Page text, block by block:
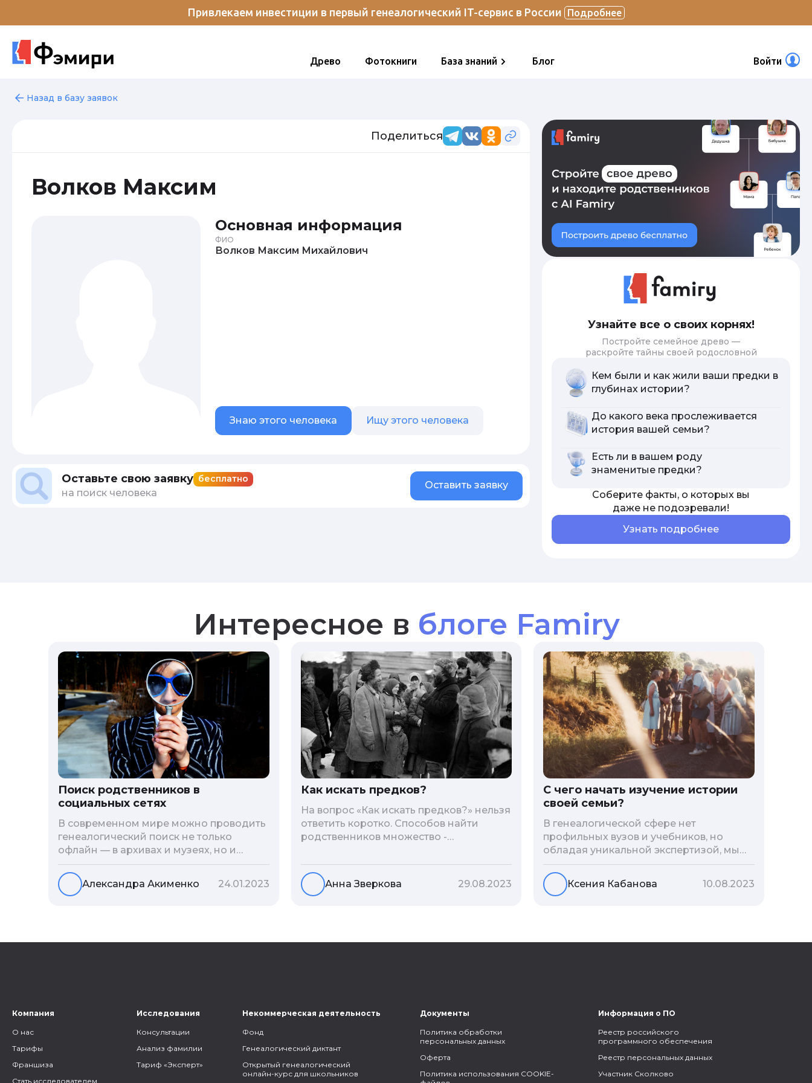
Привлекаем инвестиции в первый генеалогический IT-сервис в России Подробнее
Древо Фотокниги База знаний Блог Войти
Назад в базу заявок
Поделиться
Волков Максим
Основная информация
ФИО
Волков Максим Михайлович
Знаю этого человека Ищу этого человека
Оставьте свою заявку бесплатно
на поиск человека
Оставить заявку
Узнайте все о своих корнях!
Постройте семейное древо —
раскройте тайны своей родословной
Кем были и как жили ваши предки в
глубинах истории?
До какого века прослеживается
история вашей семьи?
Есть ли в вашем роду
знаменитые предки?
Соберите факты, о которых вы
даже не подозревали!
Узнать подробнее
Интересное в блоге Famiry
Поиск родственников в
социальных сетях
В современном мире можно проводить
генеалогический поиск не только
офлайн — в архивах и музеях, но и
воспользоваться интернетом. Сегодня
мы расскажем вам как и в каких
социальных сетях можно провести
то, как грамотно построить с ними
Александра Акименко 24.01.2023
Как искать предков?
На вопрос «Как искать предков?» нельзя
ответить коротко. Способов найти
родственников множество -
социальные сети, ДНК-тесты, онлайн-
базы. Именно поэтому мы сделали для
вас подборку лучших статей блога
Анна Зверкова 29.08.2023
С чего начать изучение истории
своей семьи?
В генеалогической сфере нет
профильных вузов и учебников, но
обладая уникальной экспертизой, мы
разработали авторскую методологию
проведения архивно-генеалогических
исследований, ее мы закладываем и
Ксения Кабанова 10.08.2023
Компания
О нас
Тарифы
Франшиза
Стать исследователем
Исследования
Консультации
Анализ фамилии
Тариф «Эксперт»
Некоммерческая деятельность
Фонд
Генеалогический диктант
Открытый генеалогический
онлайн-курс для школьников
Документы
Политика обработки
персональных данных
Оферта
Политика использования COOKIE-
Информация о ПО
Реестр российского
программного обеспечения
Реестр персональных данных
Участник Сколково